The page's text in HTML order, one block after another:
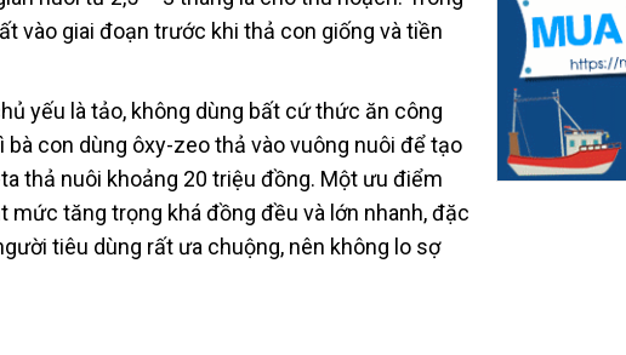
vào giai đoạn trước khi thả con giống và tiền
yếu là tảo, không dùng bất cứ thức ăn công
con dùng ôxy-zeo thả vào vuông nuôi để tạo
thả nuôi khoảng 20 triệu đồng. Một ưu điểm
tăng trọng khá đồng đều và lớn nhanh, đặc
tiêu dùng rất ưa chuộng, nên không lo sợ